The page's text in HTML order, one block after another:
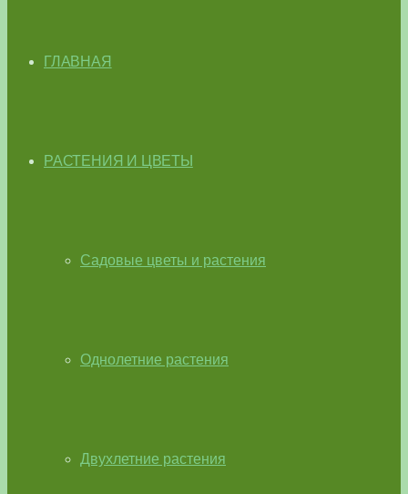
ГЛАВНАЯ
РАСТЕНИЯ И ЦВЕТЫ
Садовые цветы и растения
Однолетние растения
Двухлетние растения